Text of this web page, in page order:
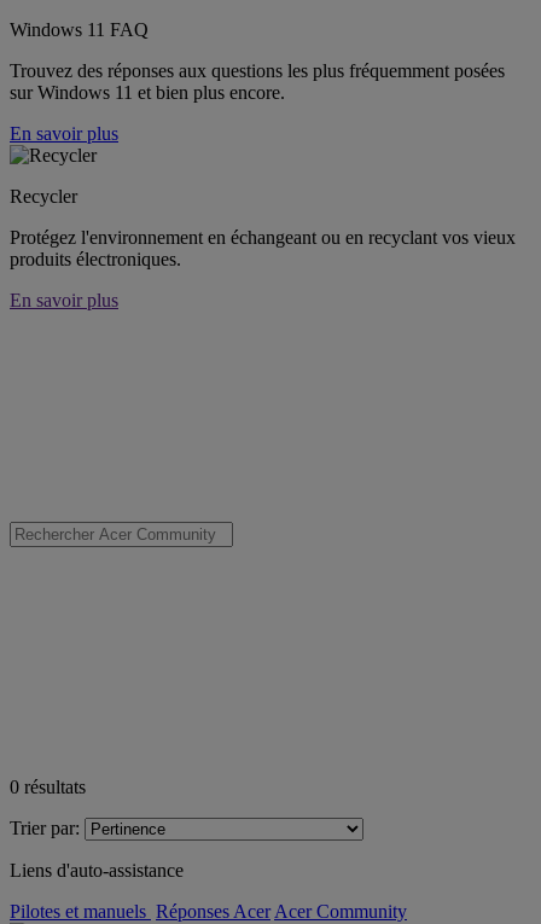
Windows 11 FAQ
Trouvez des réponses aux questions les plus fréquemment posées
sur Windows 11 et bien plus encore.
En savoir plus
Recycler
Protégez l'environnement en échangeant ou en recyclant vos vieux
produits électroniques.
En savoir plus
0 résultats
Trier par:
Liens d'auto-assistance
Pilotes et manuels Réponses Acer Acer Community